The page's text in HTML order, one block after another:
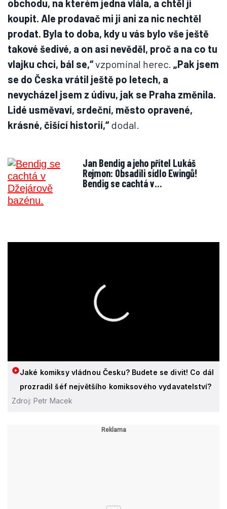
obchodu, na kterém jedna vlála, a chtěl ji
koupit. Ale prodavač mi ji ani za nic nechtěl
prodat. Byla to doba, kdy u vás bylo vše ještě
takové šedivé, a on asi nevěděl, proč a na co tu
vlajku chci, bál se,“vzpomínal herec. „Pak jsem
se do Česka vrátil ještě po letech, a
nevycházel jsem z údivu, jak se Praha změnila.
Lidé usměvaví, srdeční, město opravené,
krásné, čišící historií,“dodal.
Jan Bendig a jeho přítel Lukáš
Rejmon: Obsadili sídlo Ewingů!
Bendig se cachtá v…
Jaké komiksy vládnou Česku? Budete se divit! Co dál
prozradil šéf největšího komiksového vydavatelství?
Zdroj: Petr Macek